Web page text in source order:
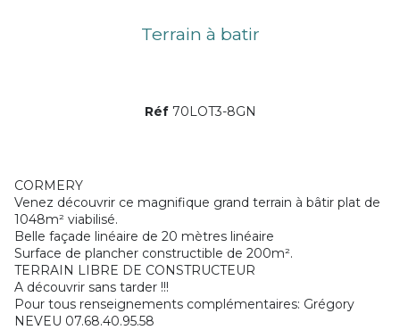
Terrain à batir
Réf 70LOT3-8GN
CORMERY
Venez découvrir ce magnifique grand terrain à bâtir plat de
1048m² viabilisé.
Belle façade linéaire de 20 mètres linéaire
Surface de plancher constructible de 200m².
TERRAIN LIBRE DE CONSTRUCTEUR
A découvrir sans tarder !!!
Pour tous renseignements complémentaires: Grégory
NEVEU 07.68.40.95.58